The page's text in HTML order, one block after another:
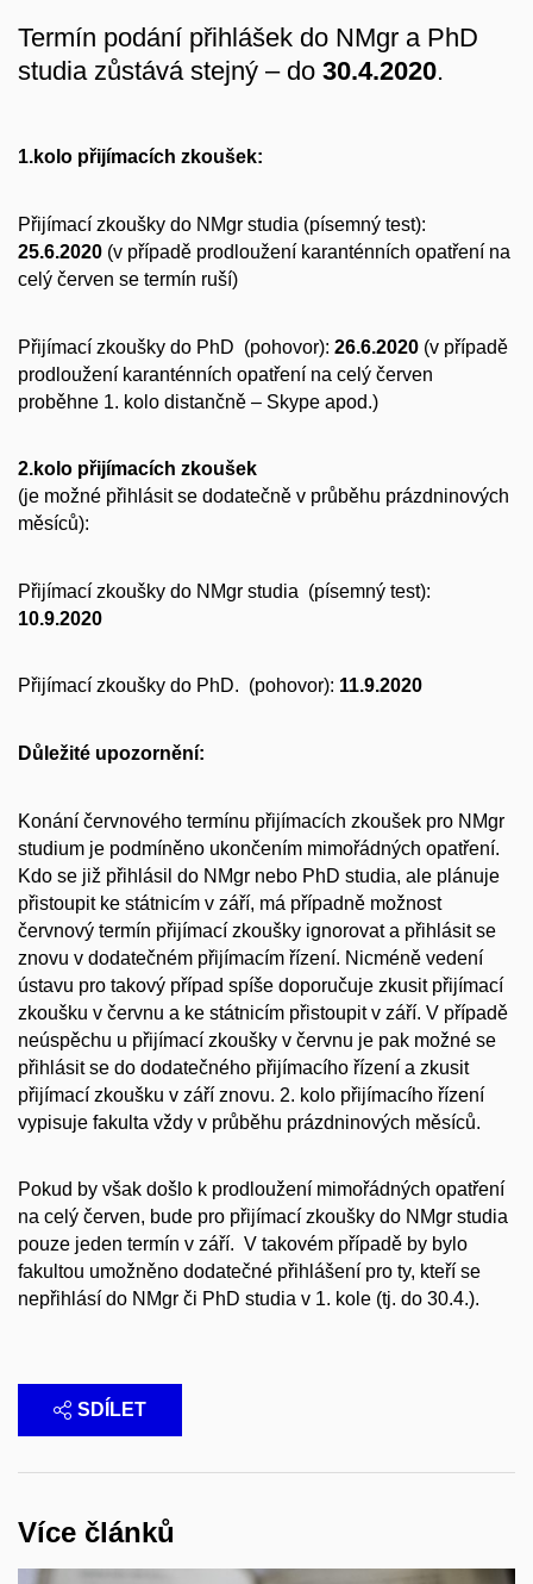
Termín podání přihlášek do NMgr a PhD
studia zůstává stejný – do 30.4.2020.
1.kolo přijímacích zkoušek:
Přijímací zkoušky do NMgr studia (písemný test):
25.6.2020 (v případě prodloužení karanténních opatření na
celý červen se termín ruší)
Přijímací zkoušky do PhD (pohovor): 26.6.2020 (v případě
prodloužení karanténních opatření na celý červen
proběhne 1. kolo distančně – Skype apod.)
2.kolo přijímacích zkoušek
(je možné přihlásit se dodatečně v průběhu prázdninových
měsíců):
Přijímací zkoušky do NMgr studia (písemný test):
10.9.2020
Přijímací zkoušky do PhD. (pohovor): 11.9.2020
Důležité upozornění:
Konání červnového termínu přijímacích zkoušek pro NMgr
studium je podmíněno ukončením mimořádných opatření.
Kdo se již přihlásil do NMgr nebo PhD studia, ale plánuje
přistoupit ke státnicím v září, má případně možnost
červnový termín přijímací zkoušky ignorovat a přihlásit se
znovu v dodatečném přijímacím řízení. Nicméně vedení
ústavu pro takový případ spíše doporučuje zkusit přijímací
zkoušku v červnu a ke státnicím přistoupit v září. V případě
neúspěchu u přijímací zkoušky v červnu je pak možné se
přihlásit se do dodatečného přijímacího řízení a zkusit
přijímací zkoušku v září znovu. 2. kolo přijímacího řízení
vypisuje fakulta vždy v průběhu prázdninových měsíců.
Pokud by však došlo k prodloužení mimořádných opatření
na celý červen, bude pro přijímací zkoušky do NMgr studia
pouze jeden termín v září. V takovém případě by bylo
fakultou umožněno dodatečné přihlášení pro ty, kteří se
nepřihlásí do NMgr či PhD studia v 1. kole (tj. do 30.4.).
SDÍLET
Více článků